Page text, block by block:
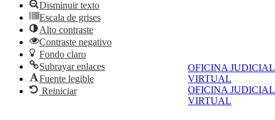
OFICINA JUDICIAL
VIRTUAL
OFICINA JUDICIAL
VIRTUAL
Disminuir texto
Escala de grises
Alto contraste
Contraste negativo
Fondo claro
Subrayar enlaces
Fuente legible
Reiniciar